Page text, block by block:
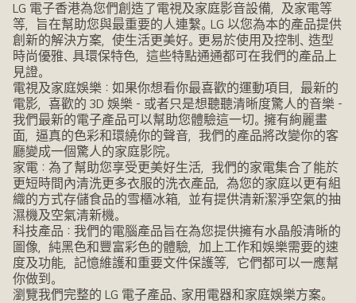
LG 電子香港為您們創造了電視及家庭影音設備，及家電等
等，旨在幫助您與最重要的人連繫。LG 以您為本的產品提供
創新的解決方案，使生活更美好。更易於使用及控制、造型
時尚優雅、具環保特色，這些特點通通都可在我們的產品上
見證。
電視及家庭娛樂：如果你想看你最喜歡的運動項目，最新的
電影，喜歡的 3D 娛樂 - 或者只是想聽聽清晰度驚人的音樂 -
我們最新的電子產品可以幫助您體驗這一切。擁有絢麗畫
面，逼真的色彩和環繞你的聲音，我們的產品將改變你的客
廳變成一個驚人的家庭影院。
家電：為了幫助您享受更美好生活，我們的家電集合了能於
更短時間內清洗更多衣服的洗衣產品，為您的家庭以更有組
織的方式存儲食品的雪櫃冰箱，並有提供清新潔淨空氣的抽
濕機及空氣清新機。
科技產品：我們的電腦產品旨在為您提供擁有水晶般清晰的
圖像，純黑色和豐富彩色的體驗，加上工作和娛樂需要的速
度及功能，記憶維護和重要文件保護等，它們都可以一應幫
你做到。
瀏覽我們完整的 LG 電子產品、家用電器和家庭娛樂方案。